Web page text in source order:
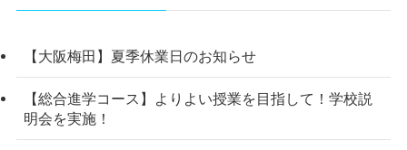
【大阪梅田】夏季休業日のお知らせ
【総合進学コース】よりよい授業を目指して！学校説
明会を実施！